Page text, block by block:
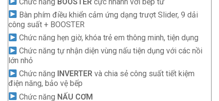
Bàn phím điều khiển cảm ứng dạng trượt Slider, 9 dải
công suất + BOOSTER
Chức năng hẹn giờ, khóa trẻ em thông minh, tiện dụng
Chức năng tự nhận diện vùng nấu tiện dụng với các nồi
lớn nhỏ
Chức năng
INVERTERvà chia sẻ công suất tiết kiệm
điện năng, bảo vệ bếp
Chức năng NẤU CƠM